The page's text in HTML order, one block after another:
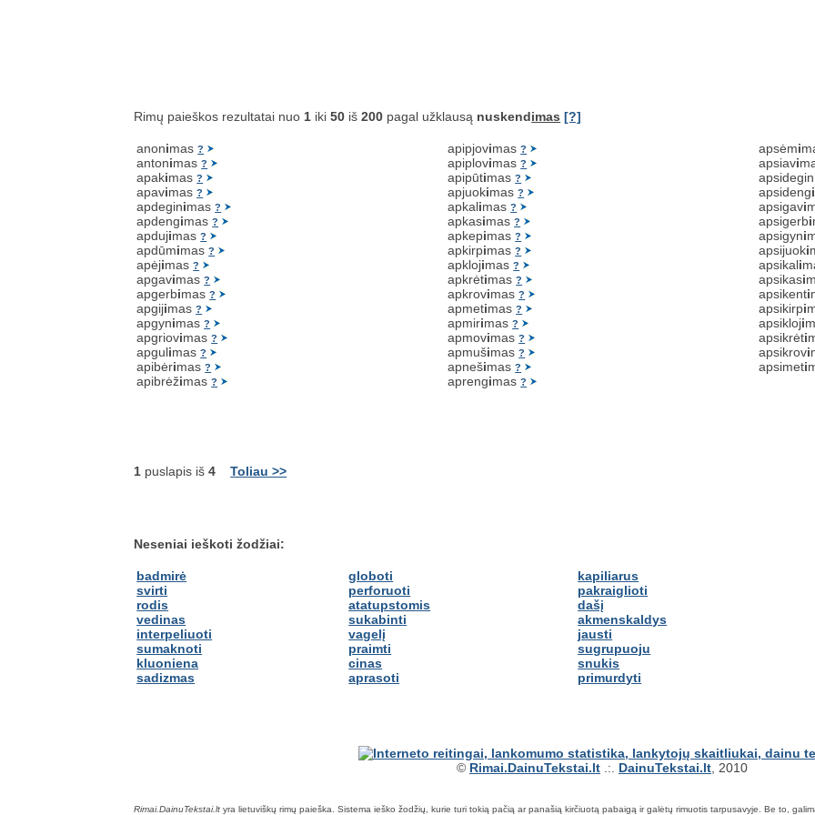
Rimų paieškos rezultatai nuo 1 iki50 iš200 pagal užklausą nuskendimas [?]
anonimas?
antonimas?
apakimas?
apavimas?
apdeginimas?
apdengimas?
apdujimas?
apdūmimas?
apėjimas?
apgavimas?
apgerbimas?
apgijimas?
apgynimas?
apgriovimas?
apgulimas?
apibėrimas?
apibrėžimas?
apipjovimas?
apiplovimas?
apipūtimas?
apjuokimas?
apkalimas?
apkasimas?
apkepimas?
apkirpimas?
apklojimas?
apkrėtimas?
apkrovimas?
apmetimas?
apmirimas?
apmovimas?
apmušimas?
apnešimas?
aprengimas?
apsėmi
apsiavi
apsidegin
apsidengi
apsigavi
apsigerbi
apsigyni
apsijuoki
apsikali
apsikasi
apsikenti
apsikirpi
apsikloji
apsikrėti
apsikrovi
apsimeti
1 puslapis iš4 Toliau >>
Neseniai ieškoti žodžiai:
badmirė
svirti
rodis
vedinas
interpeliuoti
sumaknoti
kluoniena
sadizmas
globoti
perforuoti
atatupstomis
sukabinti
vagelį
praimti
cinas
aprasoti
kapiliarus
pakraiglioti
dašį
akmenskaldys
jausti
sugrupuoju
snukis
primurdyti
© Rimai.DainuTekstai.lt .:. DainuTekstai.lt , 2010
Rimai.DainuTekstai.lt yra lietuviškų rimų paieška. Sistema ieško žodžių, kurie turi tokią pačią ar panašią kirčiuotą pabaigą ir galėtų rimuotis tarpusavyje. Be to,